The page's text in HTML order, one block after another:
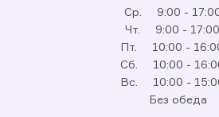
Ср.
9:00 -
Чт.
9:00 - 17:00
Пт.
10:00 -
Сб.
10:00 -
Вс.
10:00 -
Без обеда